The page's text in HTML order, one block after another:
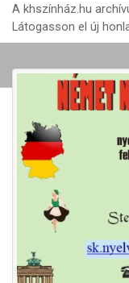
A khszínház.hu
Látogasson el új